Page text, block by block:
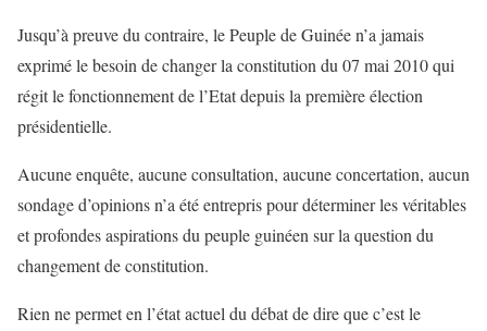
Jusqu’à preuve du contraire, le Peuple de Guinée n’a jamais
exprimé le besoin de changer la constitution du 07 mai 2010 qui
régit le fonctionnement de l’Etat depuis la première élection
présidentielle.
Aucune enquête, aucune consultation, aucune concertation, aucun
sondage d’opinions n’a été entrepris pour déterminer les véritables
et profondes aspirations du peuple guinéen sur la question du
changement de constitution.
Rien ne permet en l’état actuel du débat de dire que c’est le